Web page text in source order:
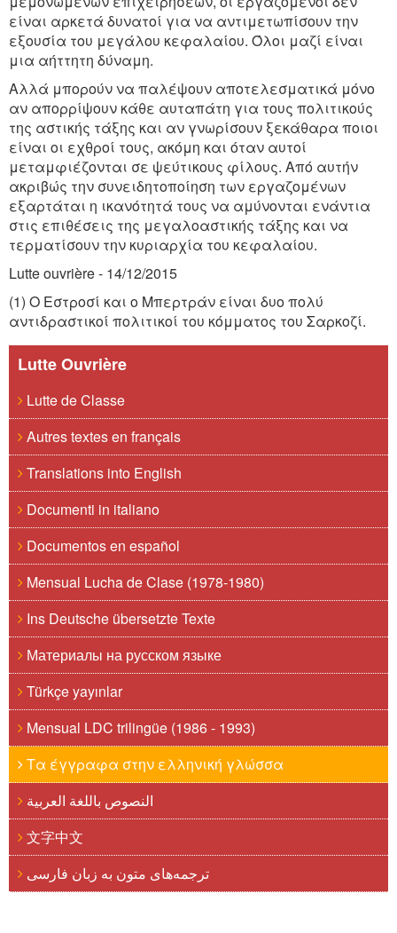
είναι αρκετά δυνατοί για να αντιμετωπίσουν την
εξουσία του μεγάλου κεφαλαίου. Όλοι μαζί είναι
μια αήττητη δύναμη.
Αλλά μπορούν να παλέψουν αποτελεσματικά μόνο
αν απορρίψουν κάθε αυταπάτη για τους πολιτικούς
της αστικής τάξης και αν γνωρίσουν ξεκάθαρα ποιοι
είναι οι εχθροί τους, ακόμη και όταν αυτοί
μεταμφιέζονται σε ψεύτικους φίλους. Από αυτήν
ακριβώς την συνειδητοποίηση των εργαζομένων
εξαρτάται η ικανότητά τους να αμύνονται ενάντια
στις επιθέσεις της μεγαλοαστικής τάξης και να
τερματίσουν την κυριαρχία του κεφαλαίου.
Lutte ouvrière - 14/12/2015
(1) Ο Εστροσί και ο Μπερτράν είναι δυο πολύ
αντιδραστικοί πολιτικοί του κόμματος του Σαρκοζί.
Lutte Ouvrière
Lutte de Classe
Autres textes en français
Translations into English
Documenti in italiano
Documentos en español
Mensual Lucha de Clase (1978-1980)
Ins Deutsche übersetzte Texte
Материалы на русском языке
Türkçe yayınlar
Mensual LDC trilingüe (1986 - 1993)
Τα έγγραφα στην ελληνική γλώσσα
النصوص باللغة العربية
文字中文
ترجمه‌های متون به زبان فارسی